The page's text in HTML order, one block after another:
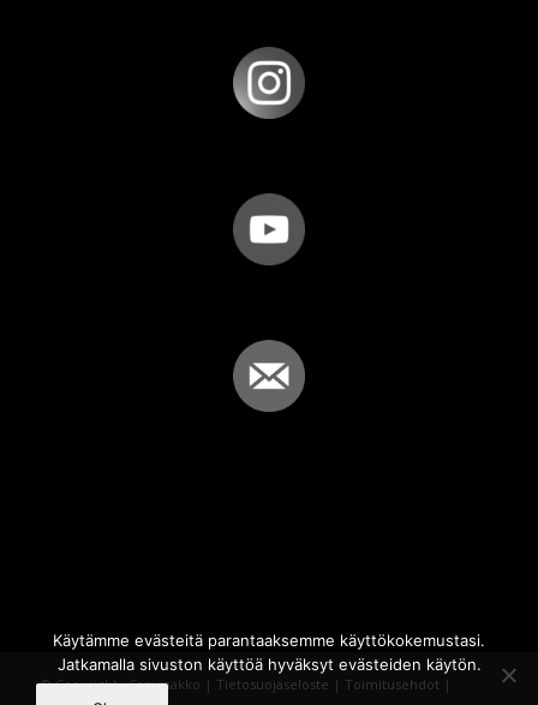
© Copyright - Sammakko | Tietosuojaseloste | Toimitusehdot |
Käytämme evästeitä parantaaksemme käyttökokemustasi.
Jatkamalla sivuston käyttöä hyväksyt evästeiden käytön.